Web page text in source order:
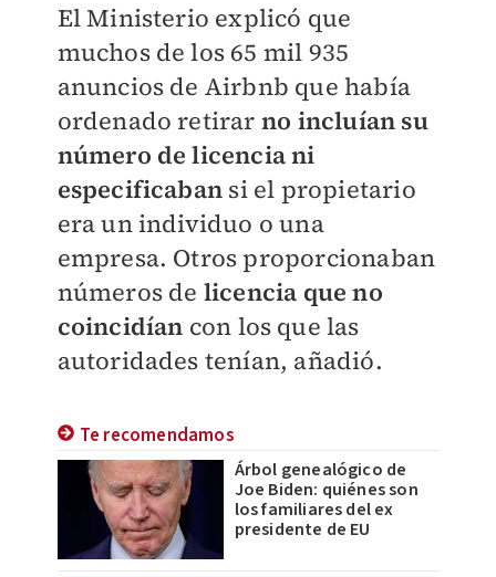
El Ministerio explicó que
muchos de los 65 mil 935
anuncios de Airbnb que había
ordenado retirar no incluían su
número de licencia ni
especificaban si el propietario
era un individuo o una
empresa. Otros proporcionaban
números de licencia que no
coincidían con los que las
autoridades tenían, añadió.
Te recomendamos
Árbol genealógico de
Joe Biden: quiénes son
los familiares del ex
presidente de EU